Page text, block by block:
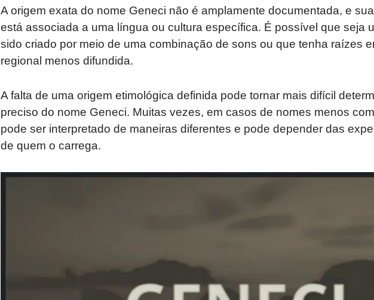
A origem exata do nome Geneci não é amplamente documentada, e
está associada a uma língua ou cultura específica. É possível que seja
sido criado por meio de uma combinação de sons ou que tenha raízes
regional menos difundida.
A falta de uma origem etimológica definida pode tornar mais difícil
preciso do nome Geneci. Muitas vezes, em casos de nomes menos
pode ser interpretado de maneiras diferentes e pode depender das
de quem o carrega.